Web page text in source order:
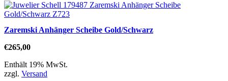
Zaremski Anhänger Scheibe Gold/Schwarz
€265,00
Enthält 19% MwSt.
zzgl. Versand